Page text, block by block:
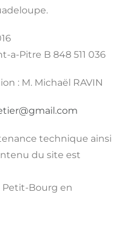
a-Pitre B 848 511 036
: M. Michaël RAVIN
technique ainsi
du site est
Petit-Bourg en